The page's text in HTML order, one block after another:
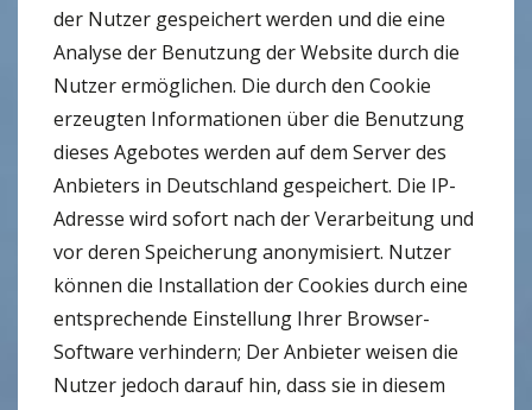
der Nutzer gespeichert werden und die eine
Analyse der Benutzung der Website durch die
Nutzer ermöglichen. Die durch den Cookie
erzeugten Informationen über die Benutzung
dieses Agebotes werden auf dem Server des
Anbieters in Deutschland gespeichert. Die IP-
Adresse wird sofort nach der Verarbeitung und
vor deren Speicherung anonymisiert. Nutzer
können die Installation der Cookies durch eine
entsprechende Einstellung Ihrer Browser-
Software verhindern; Der Anbieter weisen die
Nutzer jedoch darauf hin, dass sie in diesem